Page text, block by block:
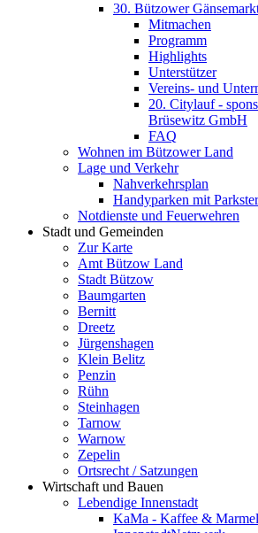
30. Bützower
Mitmachen
Programm
Highlights
Unterstützer
Vereins- und
20. Citylauf -
Brüsewitz GmbH
FAQ
Wohnen im Bützower Land
Lage und Verkehr
Nahverkehrsplan
Handyparken mit Parkster
Notdienste und Feuerwehren
Stadt und Gemeinden
Zur Karte
Amt Bützow Land
Stadt Bützow
Baumgarten
Bernitt
Dreetz
Jürgenshagen
Klein Belitz
Penzin
Rühn
Steinhagen
Tarnow
Warnow
Zepelin
Ortsrecht / Satzungen
Wirtschaft und Bauen
Lebendige Innenstadt
KaMa - Kaffee &